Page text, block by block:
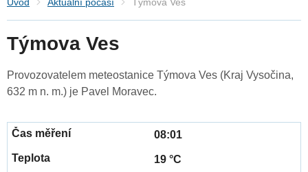
Týmova Ves
Provozovatelem meteostanice Týmova Ves (Kraj Vysočina,
632 m n. m.) je Pavel Moravec.
08:01
19 °C